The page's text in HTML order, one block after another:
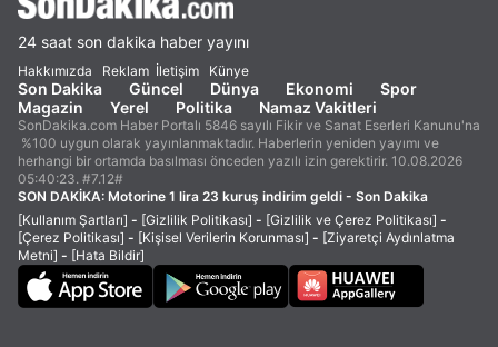
24 saat son dakika haber yayını
Hakkımızda Reklam İletişim Künye
Son Dakika Güncel Dünya Ekonomi
Spor
Magazin
Yerel Politika Namaz Vakitleri
SonDakika.com Haber Portalı 5846 sayılı Fikir ve Sanat Eserleri Kanunu'na
%100 uygun olarak yayınlanmaktadır. Haberlerin yeniden yayımı ve
herhangi bir ortamda basılması önceden yazılı izin gerektirir. 10.08.2026
05:40:23. #7.12#
SON DAKİKA: Motorine 1 lira 23 kuruş indirim geldi - Son Dakika
[Kullanım Şartları] - [Gizlilik Politikası] - [Gizlilik ve Çerez Politikası] -
[Çerez Politikası] - [Kişisel Verilerin Korunması] - [Ziyaretçi Aydınlatma
Metni] - [Hata Bildir]